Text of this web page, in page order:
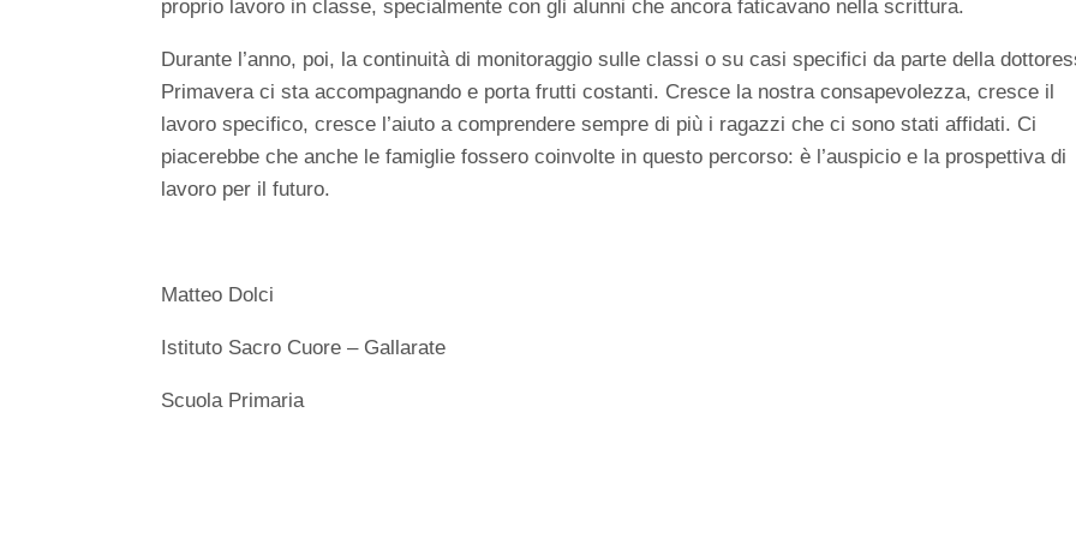
proprio lavoro in classe, specialmente con gli alunni che ancora faticavano nella scrittura.
Durante l’anno, poi, la continuità di monitoraggio sulle classi o su casi specifici da parte della
Primavera ci sta accompagnando e porta frutti costanti. Cresce la nostra consapevolezza, cresce il
lavoro specifico, cresce l’aiuto a comprendere sempre di più i ragazzi che ci sono stati affidati. Ci
piacerebbe che anche le famiglie fossero coinvolte in questo percorso: è l’auspicio e la prospettiva di
lavoro per il futuro.
Matteo Dolci
Istituto Sacro Cuore – Gallarate
Scuola Primaria